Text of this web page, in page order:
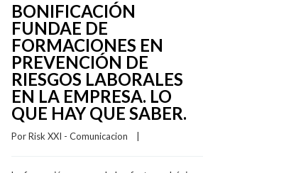
BONIFICACIÓN
FUNDAE DE
FORMACIONES EN
PREVENCIÓN DE
RIESGOS LABORALES
EN LA EMPRESA. LO
QUE HAY QUE SABER.
Por Risk XXI - Comunicacion